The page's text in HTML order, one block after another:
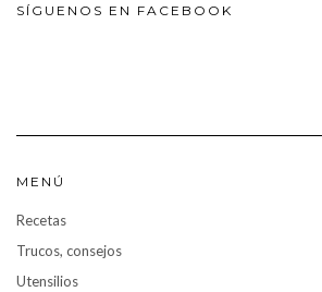
SÍGUENOS EN FACEBOOK
MENÚ
Recetas
Trucos, consejos
Utensilios